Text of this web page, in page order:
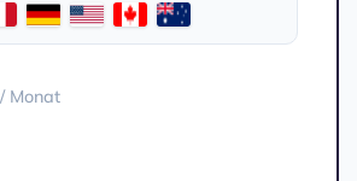
/ Monat